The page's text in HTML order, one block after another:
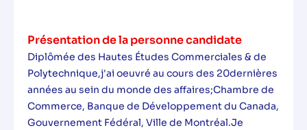
Présentation de la personne candidate
Diplômée des Hautes Études Commerciales & de
Polytechnique,j'ai oeuvré au cours des 20dernières
années au sein du monde des affaires;Chambre de
Commerce, Banque de Développement du Canada,
Gouvernement Fédéral, Ville de Montréal.Je